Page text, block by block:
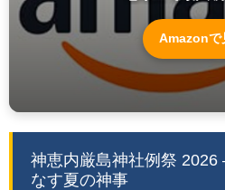
Amazonで
神恵内厳島神社例祭 2026
なす夏の神事